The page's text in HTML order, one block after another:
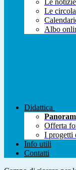
Le notizie
Le
Albo
Didattica
Offerta
I progetti
Info utili
Contatti